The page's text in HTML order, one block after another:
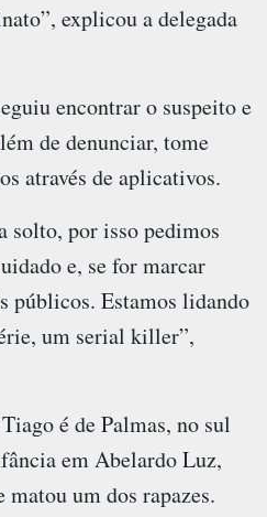
explicou a delegada
encontrar o suspeito e
de denunciar, tome
através de aplicativos.
solto, por isso pedimos
e, se for marcar
públicos. Estamos lidando
um serial killer”,
é de Palmas, no sul
em Abelardo Luz,
matou um dos rapazes.